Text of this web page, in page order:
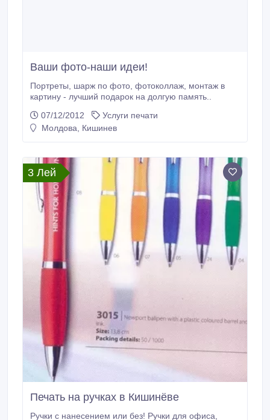
Ваши фото-наши идеи!
Портреты, шарж по фото, фотоколлаж, монтаж в
картину - лучший подарок на долгую память..
07/12/2012
Услуги печати
Молдова, Кишинев
3 Лей
Печать на ручках в Кишинёве
Ручки с нанесением или без! Ручки для офиса,